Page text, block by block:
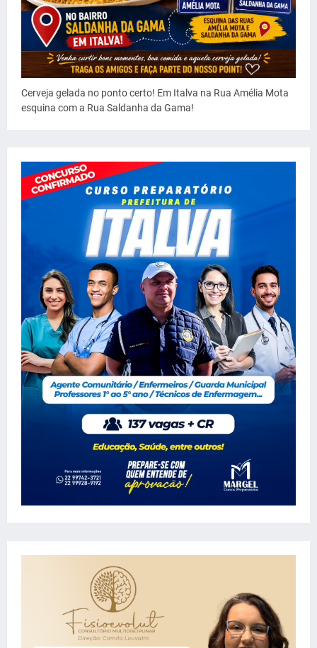
Cerveja gelada no ponto certo! Em Italva na Rua Amélia Mota
esquina com a Rua Saldanha da Gama!